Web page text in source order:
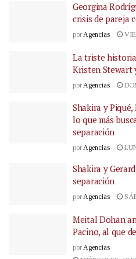
Georgina
crisis de pareja
porAgencias
La triste
Kristen Stewart
por Agencias
Shakira y
lo que más
separación
porAgencias
Shakira y
separación
porAgencias
Meital Dohan
Pacino, al que
por Agencias